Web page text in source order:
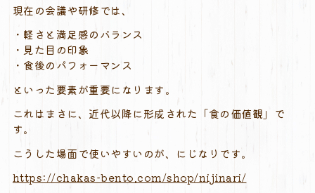
現在の会議や研修では、
・軽さと満足感のバランス
・見た目の印象
・食後のパフォーマンス
といった要素が重要になります。
これはまさに、近代以降に形成された「食の価値観」で
す。
こうした場面で使いやすいのが、にじなりです。
https://chakas-bento.com/shop/nijinari/